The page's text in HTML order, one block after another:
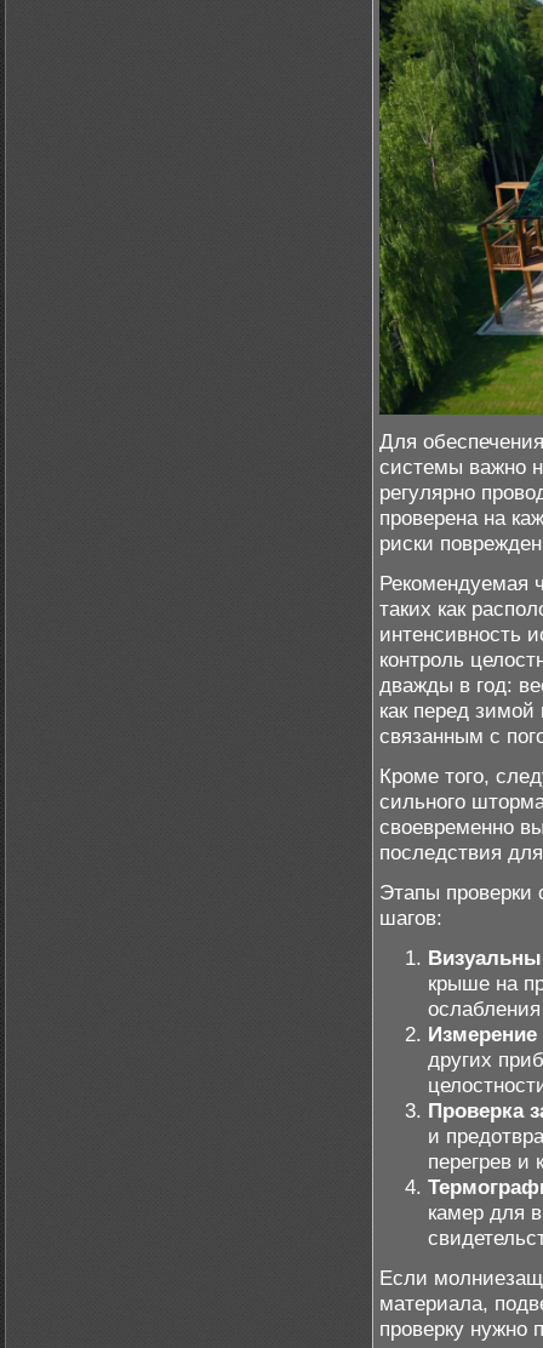
Для
системы важно
регулярно
проверена на
риски
Рекомендуемая
таких как
интенсивность
контроль
дважды в год:
как перед
связанным с
Кроме того,
сильного
своевременно
последствия
Этапы
шагов:
крыше на
Измерение
других
Проверка
и
перегрев и
камер для
Если
материала,
проверку нужно